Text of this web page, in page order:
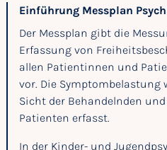
Einführung Messplan
Der Messplan gibt die
Erfassung von
allen Patientinnen und
vor. Die
Sicht der Behandelnden
Patienten erfasst.
In der Kinder- und